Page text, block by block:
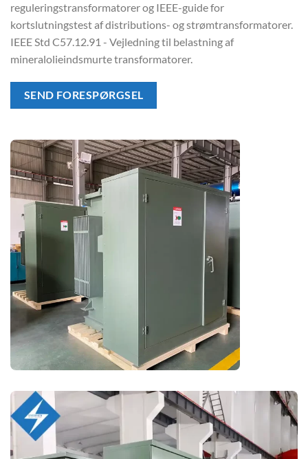
reguleringstransformatorer og IEEE-guide for
kortslutningstest af distributions- og strømtransformatorer.
IEEE Std C57.12.91 - Vejledning til belastning af
mineralolieindsmurte transformatorer.
SEND FORESPØRGSEL